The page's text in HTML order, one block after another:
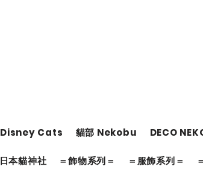
Disney Cats 貓部 Nekobu DECO
日本貓神社 ＝飾物系列＝ ＝服飾系列＝